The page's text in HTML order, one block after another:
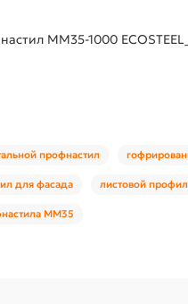
ММ35-1000
профнастил
для фасада листовой
ММ35